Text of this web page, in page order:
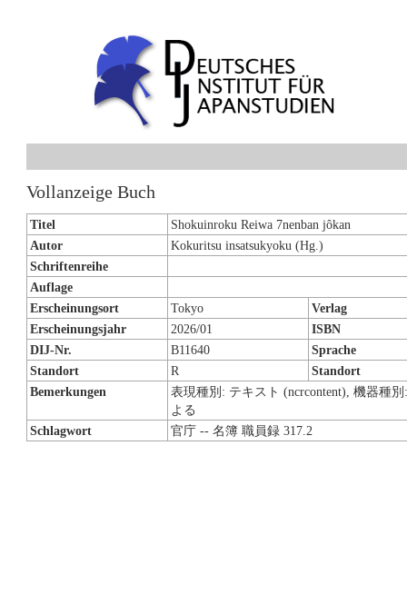
Vollanzeige Buch
Titel
Shokuinroku Reiwa 7nenban jôkan
Autor
Kokuritsu insatsukyoku (Hg.)
Schriftenreihe
Auflage
Erscheinungsort
Tokyo
Verlag
Erscheinungsjahr
2026/01
ISBN
DIJ-Nr.
B11640
Sprache
Standort
R
Standort
Bemerkungen
表現種別: テキスト (ncrcontent), 機器種
よる
Schlagwort
官庁 -- 名簿 職員録 317.2